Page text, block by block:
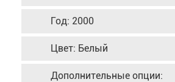
Год: 2000
Цвет: Белый
Дополнительные опции: